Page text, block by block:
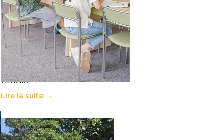
républicaine
11 juillet 2026- National
Le projet de loi sur la régulation de
l’enseignement supérieur privé met
en lumière l’amplification d’un
système qui relègue l’acte
pédagogique au superfétatoire,
voire à…
Lire la suite →